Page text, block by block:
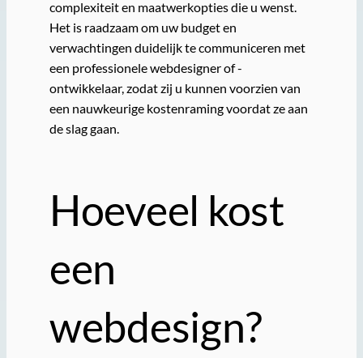
complexiteit en maatwerkopties die u wenst.
Het is raadzaam om uw budget en
verwachtingen duidelijk te communiceren met
een professionele webdesigner of -
ontwikkelaar, zodat zij u kunnen voorzien van
een nauwkeurige kostenraming voordat ze aan
de slag gaan.
Hoeveel kost
een
webdesign?